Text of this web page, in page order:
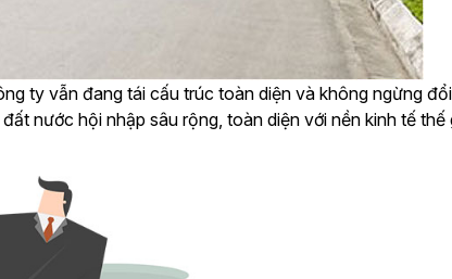
ty vẫn đang tái cấu trúc toàn diện và không ngừng
nước hội nhập sâu rộng, toàn diện với nền kinh tế